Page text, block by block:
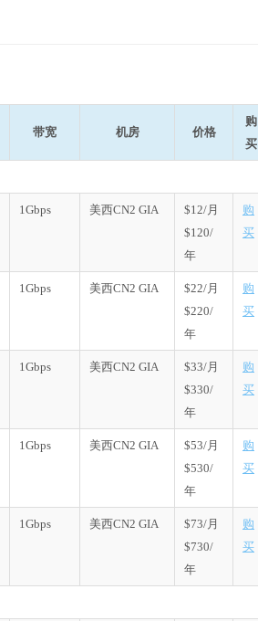
带宽 机房 价格
购
买
1Gbps 美西CN2 GIA
$12/月
$120/
年
购
买
1Gbps 美西CN2 GIA
$22/月
$220/
年
购
买
1Gbps 美西CN2 GIA
$33/月
$330/
年
购
买
1Gbps 美西CN2 GIA
$53/月
$530/
年
购
买
1Gbps 美西CN2 GIA
$73/月
$730/
年
购
买